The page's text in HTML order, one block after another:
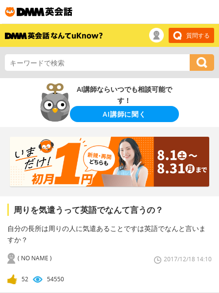
質問する
AI講師ならいつでも相談可能で
す！
AI講師に聞く
周りを気遣うって英語でなんて言うの？
自分の長所は周りの人に気遣あることですは英語でなんと言いま
すか？
( NO NAME ) 2017/12/18 14:10
52 54550